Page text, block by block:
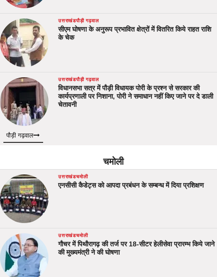
उत्तराखंडपौड़ी गढ़वाल
सीएम घोषणा के अनुरूप प्रभावित क्षेत्रों में वितरित किये राहत राशि
के चेक
उत्तराखंडपौड़ी गढ़वाल
विधानसभा सत्र में पौड़ी विधायक पोरी के प्रश्न से सरकार की
कार्यप्रणाली पर निशाना, पोरी ने समाधान नहीं किए जाने पर दे डाली
चेतावनी
पौड़ी गढ़वाल
चमोली
उत्तराखंडचमोली
एनसीसी कैडेट्स को आपदा प्रबंधन के सम्बन्ध में दिया प्रशिक्षण
उत्तराखंडचमोली
गौचर में पिथौरागढ़ की तर्ज पर 18-सीटर हेलीसेवा प्रारम्भ किये जाने
की मुख्यमंत्री ने की घोषणा